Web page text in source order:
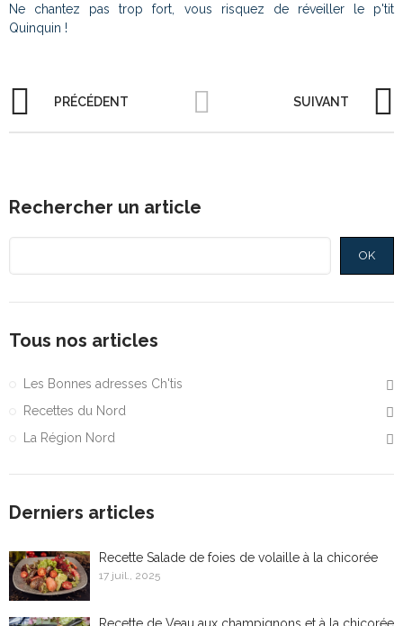
Ne chantez pas trop fort, vous risquez de réveiller le p'tit
Quinquin !
PRÉCÉDENT SUIVANT
Rechercher un article
OK
Tous nos articles
Les Bonnes adresses Ch'tis
Recettes du Nord
La Région Nord
Derniers articles
Recette Salade de foies de volaille à la chicorée
17 juil., 2025
Recette de Veau aux champignons et à la chicorée